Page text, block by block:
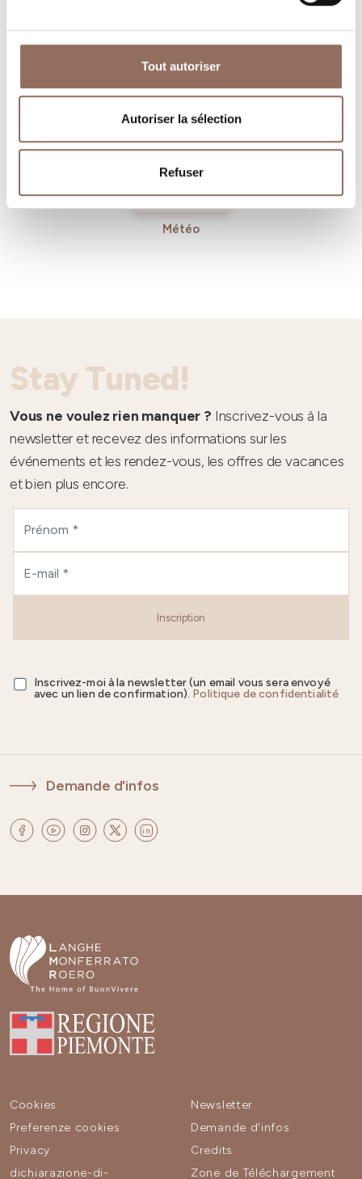
Tout autoriser
Autoriser la sélection
Refuser
Entrant
Météo
Stay Tuned!
Vous ne voulez rien manquer ? Inscrivez-vous à la
newsletter et recevez des informations sur les
événements et les rendez-vous, les offres de vacances
et bien plus encore.
Inscription
Inscrivez-moi à la newsletter (un email vous sera envoyé
avec un lien de confirmation). Politique de confidentialité
Demande d'infos
Cookies
Preferenze cookies
Privacy
dichiarazione-di-
Newsletter
Demande d'infos
Credits
Zone de Téléchargement